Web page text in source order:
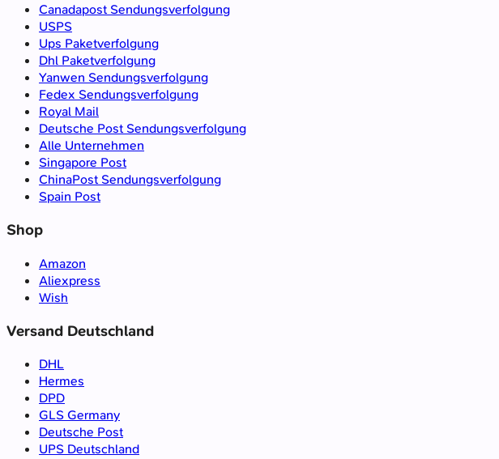
Canadapost Sendungsverfolgung
USPS
Ups Paketverfolgung
Dhl Paketverfolgung
Yanwen Sendungsverfolgung
Fedex Sendungsverfolgung
Royal Mail
Deutsche Post Sendungsverfolgung
Alle Unternehmen
Singapore Post
ChinaPost Sendungsverfolgung
Spain Post
Shop
Amazon
Aliexpress
Wish
Versand Deutschland
DHL
Hermes
DPD
GLS Germany
Deutsche Post
UPS Deutschland